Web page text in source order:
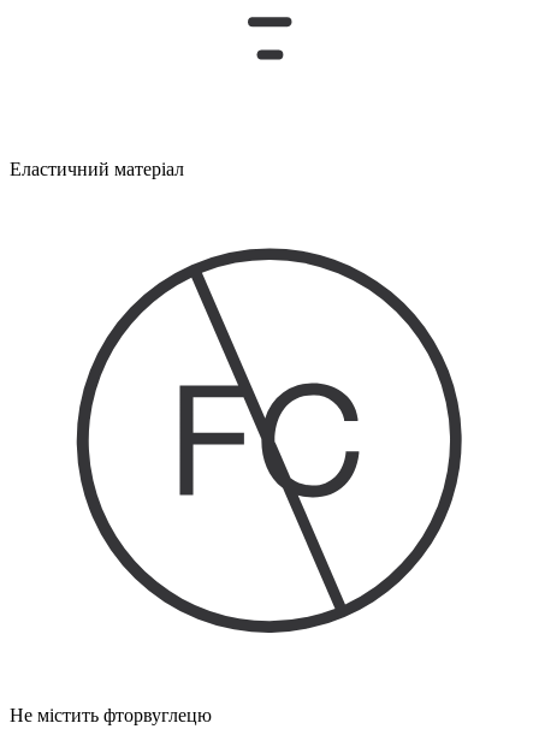
Еластичний матеріал
Не містить фторвуглецю